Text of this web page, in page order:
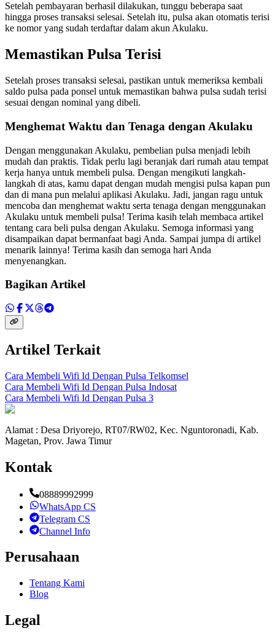
Setelah pembayaran berhasil dilakukan, tunggu beberapa saat
hingga proses transaksi selesai. Setelah itu, pulsa akan otomatis terisi
ke nomor yang sudah terdaftar dalam akun Akulaku.
Memastikan Pulsa Terisi
Setelah proses transaksi selesai, pastikan untuk memeriksa kembali
saldo pulsa pada ponsel untuk memastikan bahwa pulsa sudah terisi
sesuai dengan nominal yang dibeli.
Menghemat Waktu dan Tenaga dengan Akulaku
Dengan menggunakan Akulaku, pembelian pulsa menjadi lebih
mudah dan praktis. Tidak perlu lagi beranjak dari rumah atau tempat
kerja hanya untuk membeli pulsa. Dengan mengikuti langkah-
langkah di atas, kamu dapat dengan mudah mengisi pulsa kapan pun
dan di mana pun melalui aplikasi Akulaku. Jadi, jangan ragu untuk
mencoba dan menghemat waktu serta tenaga dengan menggunakan
Akulaku untuk membeli pulsa! Terima kasih telah membaca artikel
tentang cara beli pulsa dengan Akulaku. Semoga informasi yang
disampaikan dapat bermanfaat bagi Anda. Sampai jumpa di artikel
menarik lainnya! Terima kasih dan semoga hari Anda
menyenangkan.
Bagikan Artikel
Artikel Terkait
Cara Membeli Wifi Id Dengan Pulsa Telkomsel
Cara Membeli Wifi Id Dengan Pulsa Indosat
Cara Membeli Wifi Id Dengan Pulsa 3
Alamat : Desa Driyorejo, RT07/RW02, Kec. Nguntoronadi, Kab.
Magetan, Prov. Jawa Timur
Kontak
08889992999
WhatsApp CS
Telegram CS
Channel Info
Perusahaan
Tentang Kami
Blog
Legal